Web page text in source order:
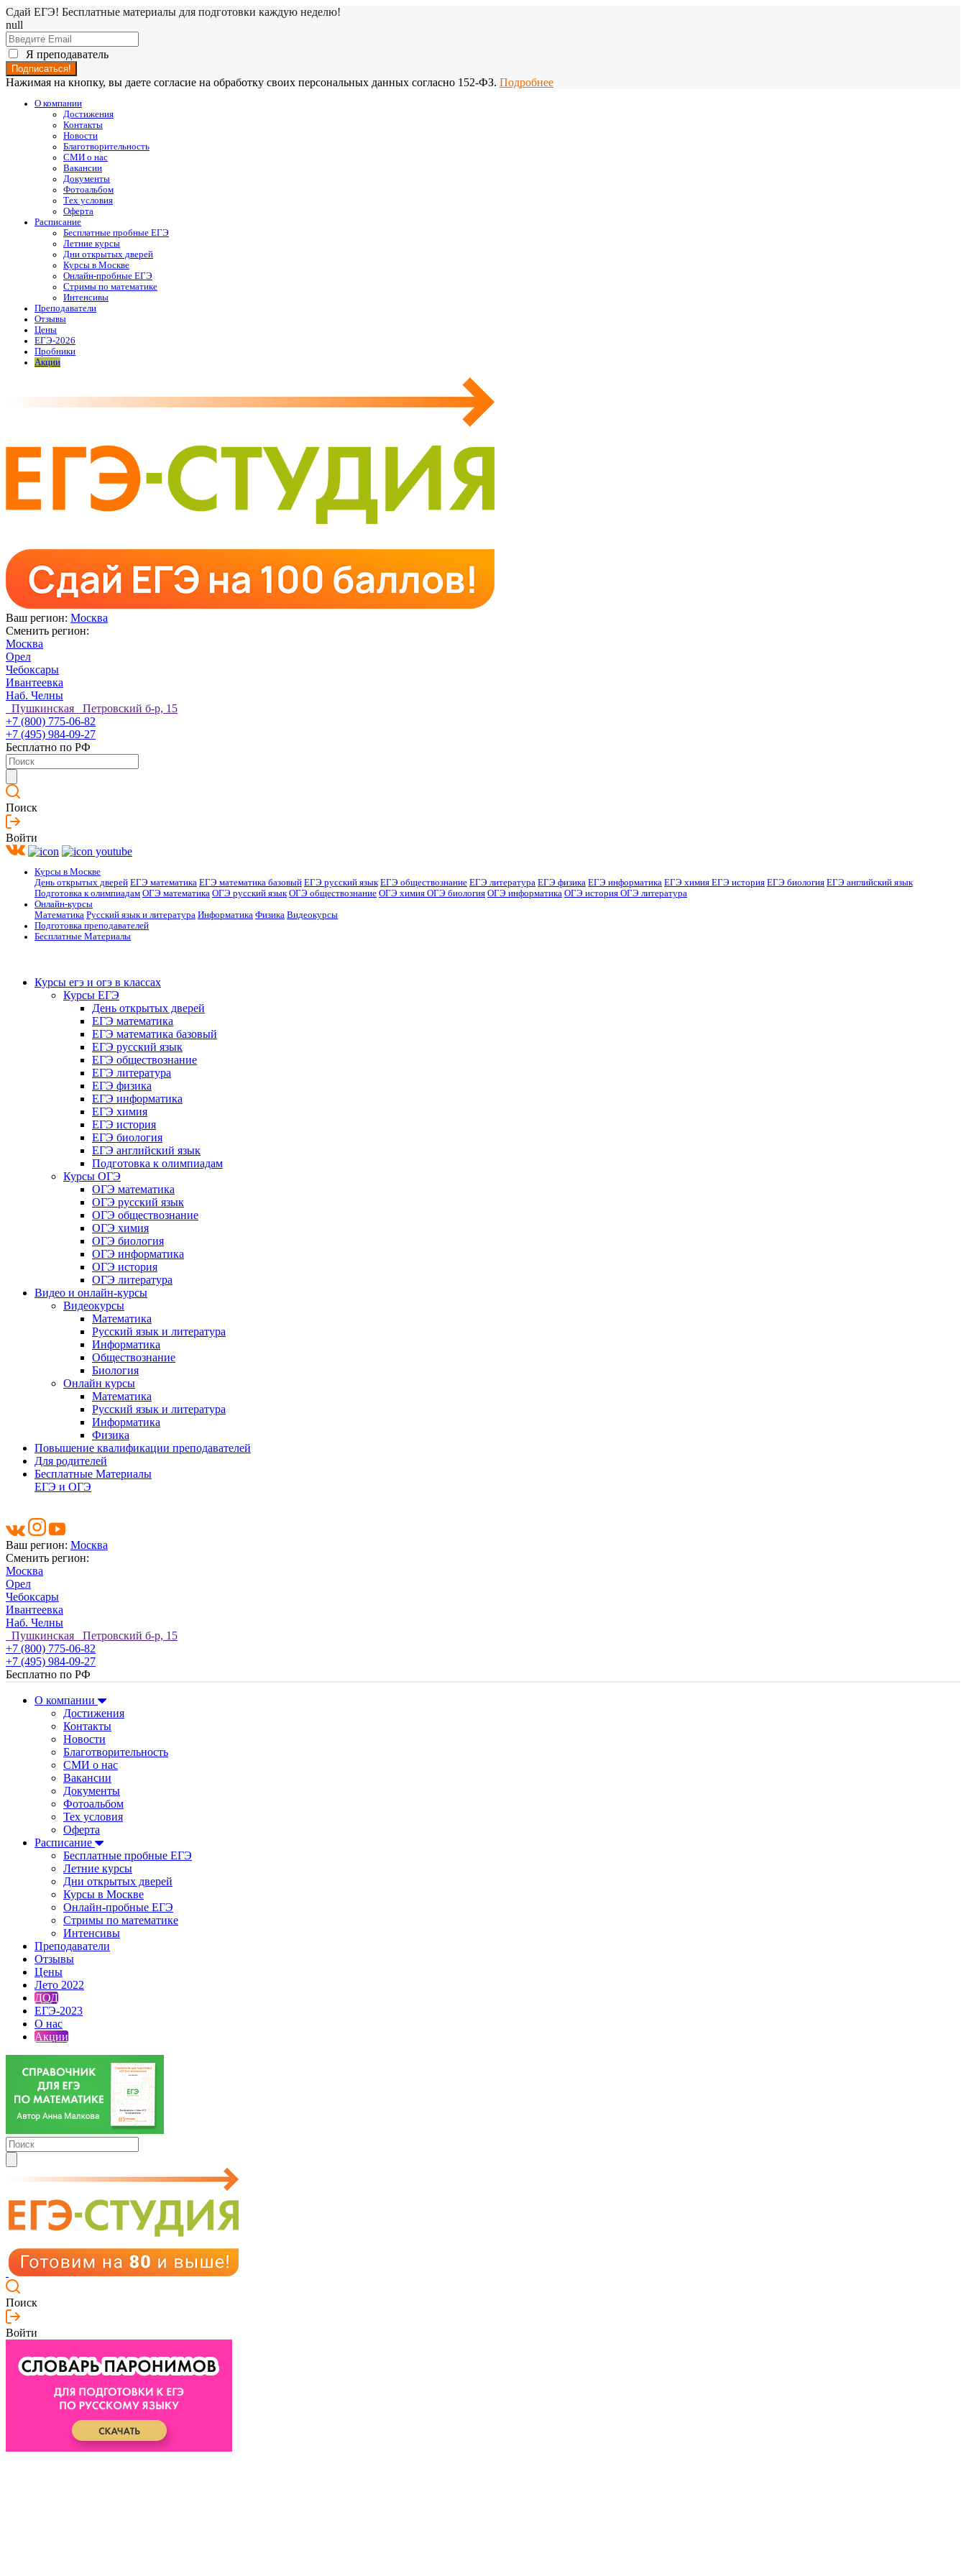
Сдай ЕГЭ! Бесплатные материалы для подготовки каждую неделю!
null
Я преподаватель
Нажимая на кнопку, вы даете согласие на обработку своих персональных данных согласно 152-ФЗ. Подробнее
О компании
Достижения
Контакты
Новости
Благотворительность
СМИ о нас
Вакансии
Документы
Фотоальбом
Тех условия
Оферта
Расписание
Бесплатные пробные ЕГЭ
Летние курсы
Дни открытых дверей
Курсы в Москве
Онлайн-пробные ЕГЭ
Стримы по математике
Интенсивы
Преподаватели
Отзывы
Цены
ЕГЭ-2026
Пробники
Акции
Ваш регион: Москва
Сменить регион:
Москва
Орел
Чебоксары
Ивантеевка
Наб. Челны
Пушкинская Петровский б-р, 15
+7 (800) 775-06-82
+7 (495) 984-09-27
Бесплатно по РФ
Поиск
Войти
Курсы в Москве
День открытых дверей ЕГЭ математика ЕГЭ математика базовый ЕГЭ русский язык ЕГЭ обществознание ЕГЭ литература ЕГЭ физика ЕГЭ информатика ЕГЭ химия ЕГЭ история ЕГЭ биология ЕГЭ английский язык
Подготовка к олимпиадам ОГЭ математика ОГЭ русский язык ОГЭ обществознание ОГЭ химия ОГЭ биология ОГЭ информатика ОГЭ история ОГЭ литература
Онлайн-курсы
Математика Русский язык и литература Информатика Физика Видеокурсы
Подготовка преподавателей
Бесплатные Материалы
Курсы егэ и огэ в классах
Курсы ЕГЭ
День открытых дверей
ЕГЭ математика
ЕГЭ математика базовый
ЕГЭ русский язык
ЕГЭ обществознание
ЕГЭ литература
ЕГЭ физика
ЕГЭ информатика
ЕГЭ химия
ЕГЭ история
ЕГЭ биология
ЕГЭ английский язык
Подготовка к олимпиадам
Курсы ОГЭ
ОГЭ математика
ОГЭ русский язык
ОГЭ обществознание
ОГЭ химия
ОГЭ биология
ОГЭ информатика
ОГЭ история
ОГЭ литература
Видео и онлайн-курсы
Видеокурсы
Математика
Русский язык и литература
Информатика
Обществознание
Биология
Онлайн курсы
Математика
Русский язык и литература
Информатика
Физика
Повышение квалификации преподавателей
Для родителей
Бесплатные Материалы
ЕГЭ и ОГЭ
Ваш регион: Москва
Сменить регион:
Москва
Орел
Чебоксары
Ивантеевка
Наб. Челны
Пушкинская Петровский б-р, 15
+7 (800) 775-06-82
+7 (495) 984-09-27
Бесплатно по РФ
О компании
Достижения
Контакты
Новости
Благотворительность
СМИ о нас
Вакансии
Документы
Фотоальбом
Тех условия
Оферта
Расписание
Бесплатные пробные ЕГЭ
Летние курсы
Дни открытых дверей
Курсы в Москве
Онлайн-пробные ЕГЭ
Стримы по математике
Интенсивы
Преподаватели
Отзывы
Цены
Лето 2022
ДОД
ЕГЭ-2023
О нас
Акции
Поиск
Войти